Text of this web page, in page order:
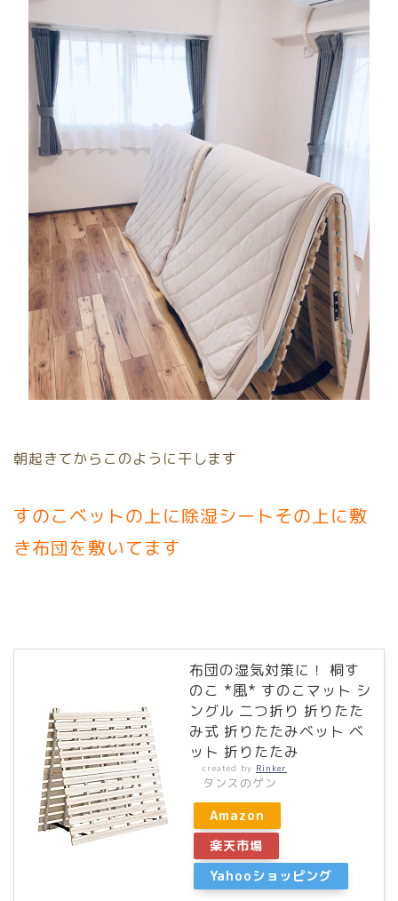
朝起きてからこのように干します
すのこベットの上に除湿シートその上に敷
き布団を敷いてます
布団の湿気対策に！ 桐す
のこ *風* すのこマット シ
ングル 二つ折り 折りたた
み式 折りたたみベット ベ
ット 折りたたみ
created by Rinker
タンスのゲン
Amazon
楽天市場
Yahooショッピング